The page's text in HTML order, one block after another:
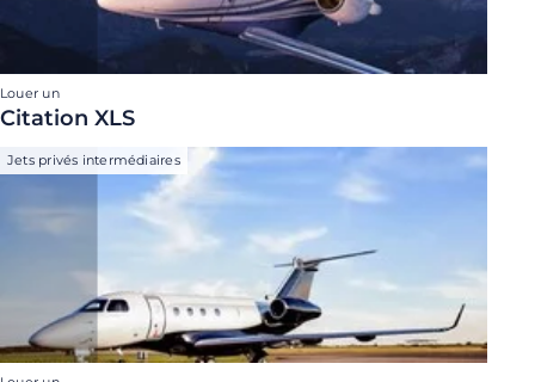
Louer un
Citation XLS
Jets privés intermédiaires